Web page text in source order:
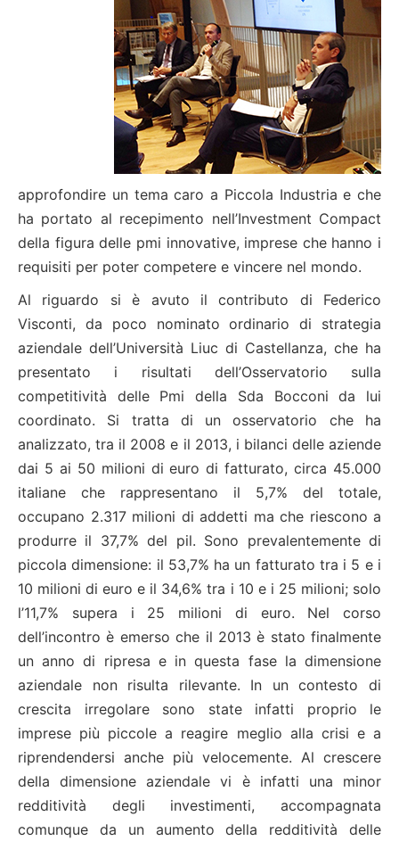
approfondire un tema caro a Piccola Industria e che
ha portato al recepimento nell’Investment Compact
della figura delle pmi innovative, imprese che hanno i
requisiti per poter competere e vincere nel mondo.
Al riguardo si è avuto il contributo di Federico
Visconti, da poco nominato ordinario di strategia
aziendale dell’Università Liuc di Castellanza, che ha
presentato i risultati dell’Osservatorio sulla
competitività delle Pmi della Sda Bocconi da lui
coordinato. Si tratta di un osservatorio che ha
analizzato, tra il 2008 e il 2013, i bilanci delle aziende
dai 5 ai 50 milioni di euro di fatturato, circa 45.000
italiane che rappresentano il 5,7% del totale,
occupano 2.317 milioni di addetti ma che riescono a
produrre il 37,7% del pil. Sono prevalentemente di
piccola dimensione: il 53,7% ha un fatturato tra i 5 e i
10 milioni di euro e il 34,6% tra i 10 e i 25 milioni; solo
l’11,7% supera i 25 milioni di euro. Nel corso
dell’incontro è emerso che il 2013 è stato finalmente
un anno di ripresa e in questa fase la dimensione
aziendale non risulta rilevante. In un contesto di
crescita irregolare sono state infatti proprio le
imprese più piccole a reagire meglio alla crisi e a
riprendendersi anche più velocemente. Al crescere
della dimensione aziendale vi è infatti una minor
redditività degli investimenti, accompagnata
comunque da un aumento della redditività delle